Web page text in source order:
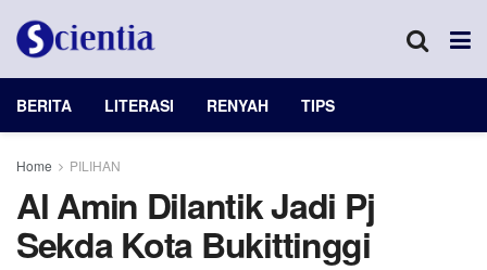
BERITA LITERASI RENYAH TIPS
Home PILIHAN
Al Amin Dilantik Jadi Pj
Sekda Kota Bukittinggi